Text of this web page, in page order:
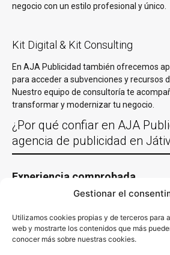
Gestionar el
Utilizamos cookies propias y de terceros para
web y mostrarte los contenidos que más
conocer más sobre nuestras cookies.
negocio con un estilo profesional y único.
Kit Digital & Kit Consulting
En AJA Publicidad también ofrecemos
para acceder a subvenciones y recursos
Nuestro equipo de consultoría te
transformar y modernizar tu negocio.
¿Por qué confiar en AJA
agencia de publicidad en
Experiencia comprobada
Con más de 30 años de experiencia
especialistas en las diferentes acciones
comunicación. Es decir, sabemos y